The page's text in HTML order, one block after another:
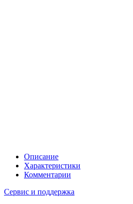
Описание
Характеристики
Комментарии
Сервис и поддержка